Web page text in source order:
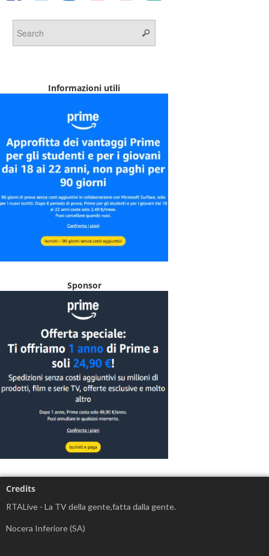
Informazioni utili
Sponsor
Credits
RTALive - La TV della gente,fatta dalla gente.
Nocera Inferiore (SA)